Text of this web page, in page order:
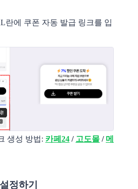
란에 쿠폰 자동 발급 링크를 입
생성 방법: 카페24 / 고도몰 / 메
정하기